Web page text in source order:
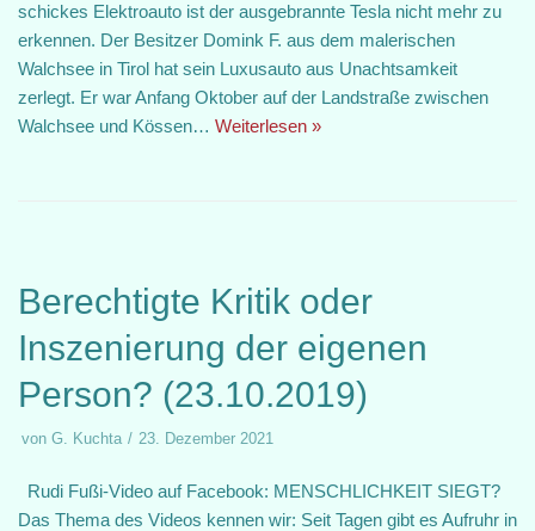
schickes Elektroauto ist der ausgebrannte Tesla nicht mehr zu
erkennen. Der Besitzer Domink F. aus dem malerischen
Walchsee in Tirol hat sein Luxusauto aus Unachtsamkeit
zerlegt. Er war Anfang Oktober auf der Landstraße zwischen
Walchsee und Kössen… Weiterlesen »
Berechtigte Kritik oder
Inszenierung der eigenen
Person? (23.10.2019)
von G. Kuchta 23. Dezember 2021
Rudi Fußi-Video auf Facebook: MENSCHLICHKEIT SIEGT?
Das Thema des Videos kennen wir: Seit Tagen gibt es Aufruhr in